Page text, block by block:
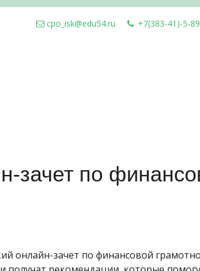
+7(383-41)-5-
cpo_isk@edu54.ru
зачет по
онлайн-зачет по финансовой